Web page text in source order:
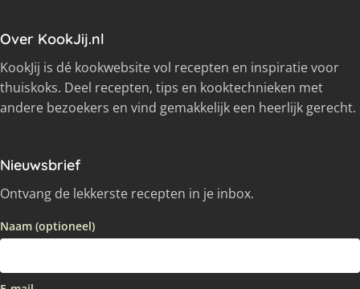
Over KookJij.nl
KookJij is dé kookwebsite vol recepten en inspiratie voor
thuiskoks. Deel recepten, tips en kooktechnieken met
andere bezoekers en vind gemakkelijk een heerlijk gerecht.
Nieuwsbrief
Ontvang de lekkerste recepten in je inbox.
Naam (optioneel)